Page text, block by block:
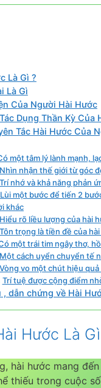
Là Gì ?
Là Gì
Của Người Hài Hước
Dụng Thần Kỳ Của
Tắc Hài Hước Của
một tâm lý lành mạnh,
Nhìn nhận thế giới từ góc
Trí nhớ và khả năng phản
Lùi một bước để tiến 2
khác
Hiểu rõ liều lượng của hài
Tôn trọng là tiền đề của
một trái tim ngây thơ,
Một cách uyển chuyển tế
Vòng vo một chút hiệu
Trí tuệ được cộng điểm
, dẫn chứng về Hài
Hước Là
hài hước mang
thiếu trong cuộc